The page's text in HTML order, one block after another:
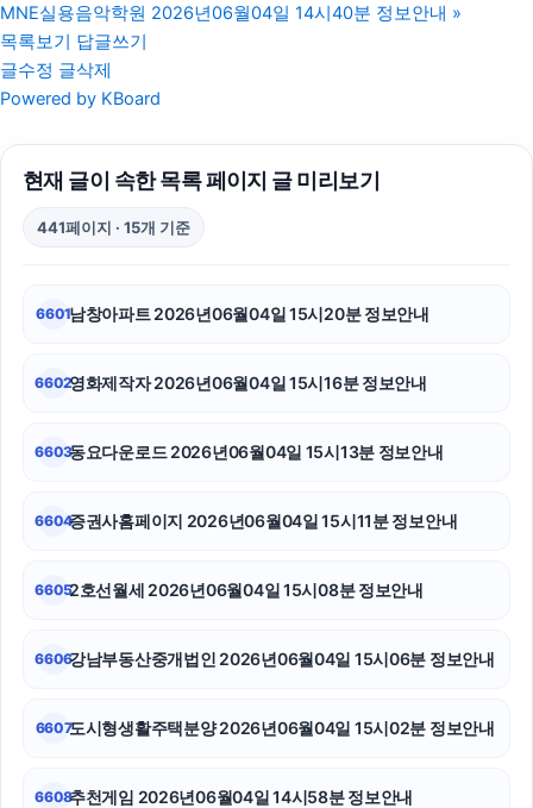
김해이혼전문변호사
트립닷컴할인코드
용인하수구막힘
네이버 검색광고
대안학교
아고다할인코드
MNE실용음악학원 2026년06월04일 14시40분 정보안내 »
목록보기 답글쓰기
글수정 글삭제
Powered by KBoard
현재 글이 속한 목록 페이지 글 미리보기
441페이지 · 15개 기준
6601남창아파트 2026년06월04일 15시20분 정보안내
6602영화제작자 2026년06월04일 15시16분 정보안내
6603동요다운로드 2026년06월04일 15시13분 정보안내
6604증권사홈페이지 2026년06월04일 15시11분 정보안내
66052호선월세 2026년06월04일 15시08분 정보안내
6606강남부동산중개법인 2026년06월04일 15시06분 정보안내
6607도시형생활주택분양 2026년06월04일 15시02분 정보안내
6608추천게임 2026년06월04일 14시58분 정보안내